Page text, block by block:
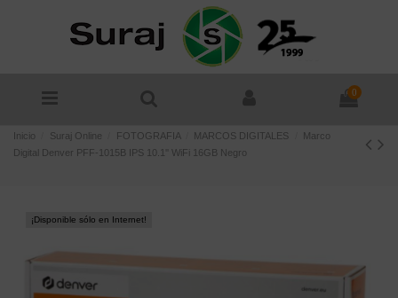
0
Inicio Suraj Online FOTOGRAFIA MARCOS DIGITALES
Marco
Digital Denver PFF-1015B IPS 10.1'' WiFi 16GB Negro
¡Disponible sólo en Internet!